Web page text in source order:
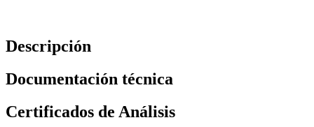
Descripción
Documentación técnica
Certificados de Análisis